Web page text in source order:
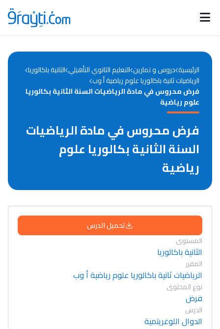
Catégories
d'actualités
Annonces bourses
الرئيسية دروس و تمارين التعليم الثانوي التأهيلي الثانية باكالوريا
الرياضيات ثانية باكالوريا علوم رياضية أ وب
فرض محروس في مادة الرياضيات السنة الثانية بكالوريا
علوم رياضية
فرض محروس في مادة الرياضيات
السنة الثانية بكالوريا علوم
رياضية
تحميل الدرس
المستوى
الثانية باكالوريا
المقرر
الرياضيات ثانية باكالوريا علوم رياضية أ وب
نوع المحتوى
فرض
الدرس
الدوال اللوغريتمية